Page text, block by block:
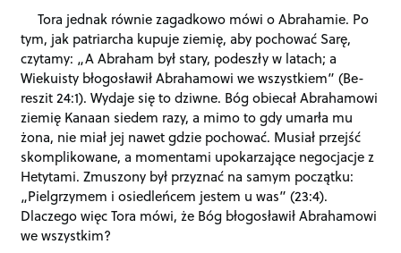
Tora jednak równie zagadkowo mówi o Abrahamie. Po
tym, jak patriarcha kupuje ziemię, aby pochować Sarę,
czytamy: „A Abraham był stary, podeszły w latach; a
Wiekuisty błogosławił Abrahamowi we wszystkiem” (Be-
reszit 24:1). Wydaje się to dziwne. Bóg obiecał Abrahamowi
ziemię Kanaan siedem razy, a mimo to gdy umarła mu
żona, nie miał jej nawet gdzie pochować. Musiał przejść
skomplikowane, a momentami upokarzające negocjacje z
Hetytami. Zmuszony był przyznać na samym początku:
„Pielgrzymem i osiedleńcem jestem u was” (23:4).
Dlaczego więc Tora mówi, że Bóg błogosławił Abrahamowi
we wszystkim?